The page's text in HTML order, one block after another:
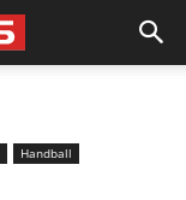
Handball